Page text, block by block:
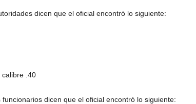
dicen que el oficial encontró lo siguiente:
calibre .40
dicen que el oficial encontró lo siguiente: